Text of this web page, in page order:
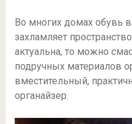
Во многих домах обувь
захламляет
актуальна, то можно
подручных материалов
вместительный,
органайзер.